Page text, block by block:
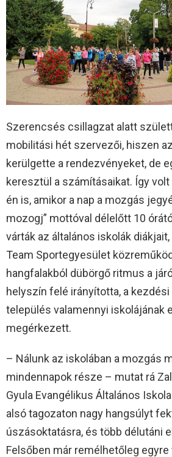
Szerencsés csillagzat alatt
mobilitási hét szervezői, hiszen
kerülgette a rendezvényeket, de
keresztül a számításaikat. Így
én is, amikor a nap a mozgás
mozogj” mottóval délelőtt 10
várták az általános iskolák
Team Sportegyesület
hangfalakból dübörgő ritmus a
helyszín felé irányította, a
település valamennyi iskolájának
megérkezett.
– Nálunk az iskolában a mozgás
mindennapok része – mutat rá
Gyula Evangélikus Általános
alsó tagozaton nagy hangsúlyt
úszásoktatásra, és több délutáni
Felsőben már remélhetőleg